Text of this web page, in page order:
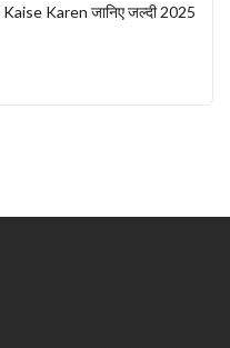
Karen जानिए जल्दी 2025